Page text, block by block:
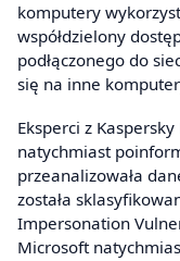
komputery
współdzielony
podłączonego do
się na inne
Eksperci z
natychmiast
przeanalizowała
została
Impersonation
Microsoft